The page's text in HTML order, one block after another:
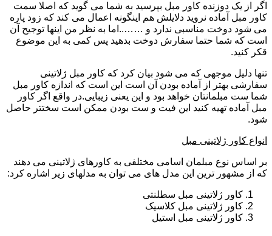
اگر از یک دوزنده کاور مبل بپرسید به شما می گوید که اصلا سمت
کاور مبل آماده نروید دلایلش هم اینگونه اعمال می کند که زود پاره
می شود دوخت مناسبی ندارد و ……..اما به نظر من اینها توجیح آن
است که شما حتما سفارش دوخت بدهید پس کمی به این موضوع
قکر کنید.
تنها دلیل موجهی که می شود بیان کرد که کاور مبل ژلاتینی
سفارشی بهتر از آماده بودن آن است این است که اندازه کاور مبل
شما ست مبلمانتان خواهد بود و این یعنی زیبایی.در واقع اگر کاور
مبل آماده تهیه کنید این فیت و ست بودن ممکن است سختتر حاصل
شود.
انواع کاور ژلاتینی مبل
بر اساس نوع مبلمان اسامی مختلفی به کاورهای ژلاتینی می دهند
که از مشهور ترین این مدل های می توان به مدلهای زیر اشاره کرد:
کاور ژلاتینی مبل سطلنتی
کاور ژلاتینی مبل کلاسیک
کاور ژلاتینی مبل استیل